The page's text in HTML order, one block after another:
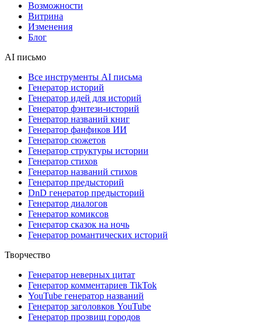
Возможности
Витрина
Изменения
Блог
AI письмо
Все инструменты AI письма
Генератор историй
Генератор идей для историй
Генератор фэнтези-историй
Генератор названий книг
Генератор фанфиков ИИ
Генератор сюжетов
Генератор структуры истории
Генератор стихов
Генератор названий стихов
Генератор предысторий
DnD генератор предысторий
Генератор диалогов
Генератор комиксов
Генератор сказок на ночь
Генератор романтических историй
Творчество
Генератор неверных цитат
Генератор комментариев TikTok
YouTube генератор названий
Генератор заголовков YouTube
Генератор прозвищ городов